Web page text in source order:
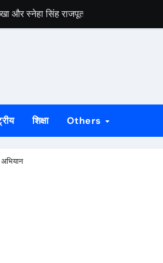
और स्नेहा सिंह राजपूत की भजन संध्या होगी
जत्था, शिव परिवार की झांकी और सांस्कृतिक
गांव में मातम
भेंट किए मॉडल नगाड़ा
शिक्षा Others
अभियान